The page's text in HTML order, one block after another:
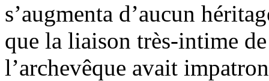
s’augmenta d’aucun
que la liaison très-intime
l’archevêque avait